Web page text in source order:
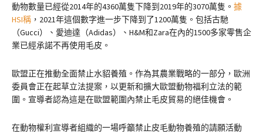
動物數量已經從2014年的4360萬隻下降到2019年的3070萬隻。 據
HSI稱 ，2021年這個數字進一步下降到了1200萬隻。包括古馳
（Gucci）、愛迪達（Adidas）、H&M和Zara在內的1500多家零售企
業已經承諾不再使用毛皮。
歐盟正在推動全面禁止水貂養殖。作為其農業戰略的一部分，歐洲
委員會正在起草立法提案，以更新和擴大歐盟動物福利立法的範
圍。宣導者認為這是在歐盟範圍內禁止毛皮貿易的絕佳機會。
在動物權利宣導者組織的一場呼籲禁止皮毛動物養殖的請願活動